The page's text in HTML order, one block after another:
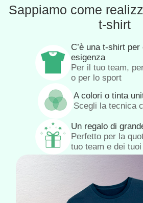
Sappiamo come
t-shirt
C’è una t-shirt per
esigenza
Per il tuo team,
o per lo sport
A colori o tinta
Scegli la tecnica
Un regalo di
Perfetto per la
tuo team e dei